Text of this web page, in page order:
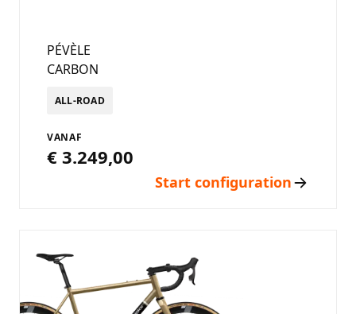
PÉVÈLE
CARBON
ALL-ROAD
VANAF
€ 3.249,00
Start configuration